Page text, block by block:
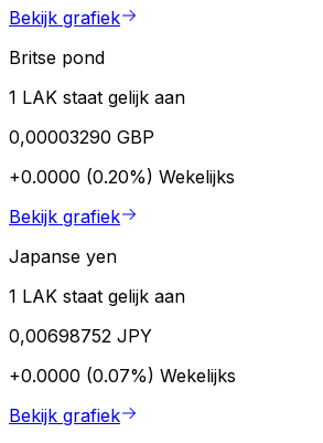
Bekijk grafiek
Britse pond
1 LAK staat gelijk aan
0,00003290 GBP
+0.0000 (0.20%) Wekelijks
Bekijk grafiek
Japanse yen
1 LAK staat gelijk aan
0,00698752 JPY
+0.0000 (0.07%) Wekelijks
Bekijk grafiek